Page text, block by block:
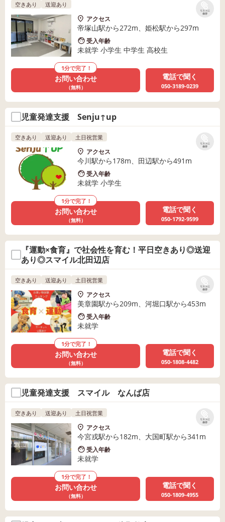
リストに
保存
空きあり 送迎あり
アクセス
帝塚山駅から272m、姫松駅から297m
受入年齢
未就学 小学生 中学生 高校生
1分で完了！
お問い合わせ
（無料）
電話で聞く
050-3189-0239
児童発達支援 Senju↑up
リストに
保存
空きあり 送迎あり 土日祝営業
アクセス
今川駅から178m、田辺駅から491m
受入年齢
未就学 小学生
1分で完了！
お問い合わせ
（無料）
電話で聞く
050-1792-9599
『運動×食育』で社会性を育む！平日空きあり◎送迎
あり◎スマイル北田辺店
リストに
保存
空きあり 送迎あり 土日祝営業
アクセス
美章園駅から209m、河堀口駅から453m
受入年齢
未就学
1分で完了！
お問い合わせ
（無料）
電話で聞く
050-1808-4482
児童発達支援 スマイル なんば店
リストに
保存
空きあり 送迎あり 土日祝営業
アクセス
今宮戎駅から182m、大国町駅から341m
受入年齢
未就学
1分で完了！
お問い合わせ
（無料）
電話で聞く
050-1809-4955